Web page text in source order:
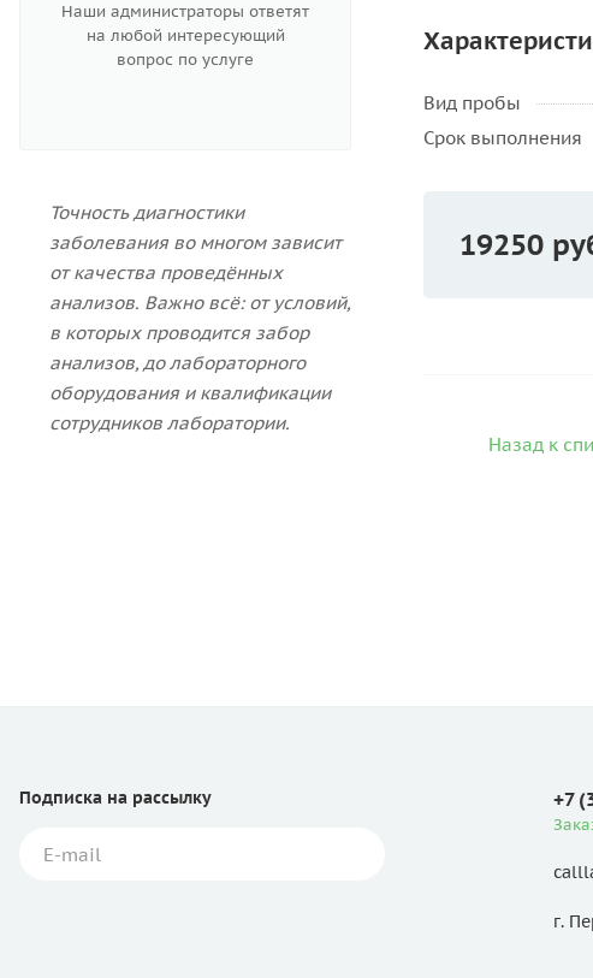
Наши администраторы ответят
на любой интересующий
вопрос по услуге
Точность диагностики
заболевания во многом зависит
от качества проведённых
анализов. Важно всё: от условий,
в которых проводится забор
анализов, до лабораторного
оборудования и квалификации
сотрудников лаборатории.
Вид пробы
Срок выполнения
19250
Назад к
Подписка на рассылку +7
г.